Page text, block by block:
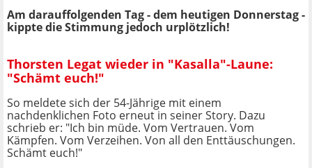
Am darauffolgenden Tag - dem heutigen Donnerstag -
kippte die Stimmung jedoch urplötzlich!
Thorsten Legat wieder in "Kasalla"-Laune:
"Schämt euch!"
So meldete sich der 54-Jährige mit einem
nachdenklichen Foto erneut in seiner Story. Dazu
schrieb er: "Ich bin müde. Vom Vertrauen. Vom
Kämpfen. Vom Verzeihen. Von all den Enttäuschungen.
Schämt euch!"